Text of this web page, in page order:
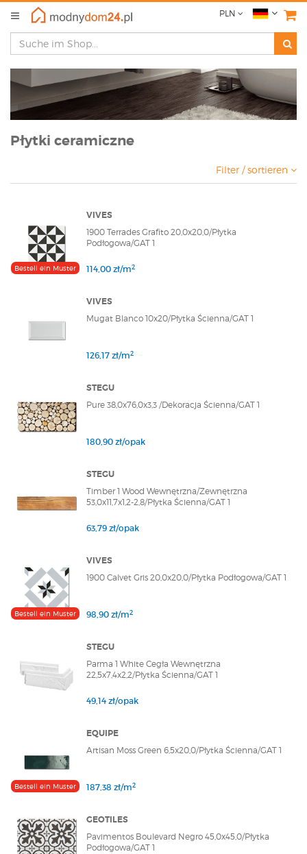
PLN
Płytki ceramiczne
Filter / sortieren
Bestell ein Muster
VIVES
1900 Terrades Grafito 20,0x20,0/Płytka
Podłogowa/GAT 1
114,00 zł/m2
VIVES
Mugat Blanco 10x20/Płytka Ścienna/GAT 1
126,17 zł/m2
STEGU
Pure 38,0x76,0x3,3 /Dekoracja Ścienna/GAT 1
180,90 zł/opak
STEGU
Timber 1 Wood Wewnętrzna/Zewnętrzna
53,0x11,7x1,2-2,8/Płytka Ścienna/GAT 1
63,79 zł/opak
Bestell ein Muster
VIVES
1900 Calvet Gris 20,0x20,0/Płytka Podłogowa/GAT 1
98,90 zł/m2
STEGU
Parma 1 White Cegła Wewnętrzna
22,5x7,4x2,2/Płytka Ścienna/GAT 1
49,14 zł/opak
Bestell ein Muster
EQUIPE
Artisan Moss Green 6,5x20,0/Płytka Ścienna/GAT 1
187,38 zł/m2
GEOTILES
Pavimentos Boulevard Negro 45,0x45,0/Płytka
Podłogowa/GAT 1